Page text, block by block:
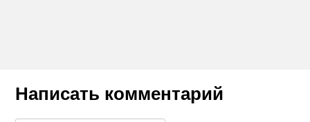
Написать комментарий